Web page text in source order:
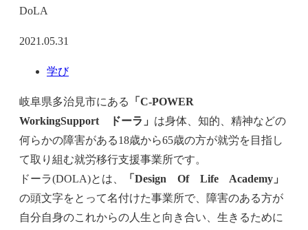
DoLA
2021.05.31
学び
岐阜県多治見市にある
「C-POWER
WorkingSupport ドーラ」 は身体、知的、精神などの
何らかの障害がある18歳から65歳の方が就労を目指し
て取り組む就労移行支援事業所です。
ドーラ(DOLA)とは、
「Design Of Life Academy」
の頭文字をとって名付けた事業所で、障害のある方が
自分自身のこれからの人生と向き合い、生きるために